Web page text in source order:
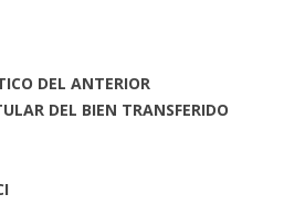
DEL ANTERIOR
DEL BIEN TRANSFERIDO